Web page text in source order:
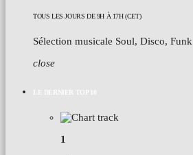
TOUS LES JOURS DE 9H À 17H (CET)
Sélection musicale Soul, Disco, Funk
close
LE DERNIER TOP 10
1